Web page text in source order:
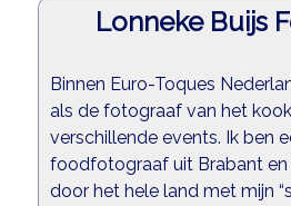
Lonneke Buijs
Binnen Euro-Toques
als de fotograaf van het
verschillende events. Ik ben
foodfotograaf uit Brabant
door het hele land met mijn